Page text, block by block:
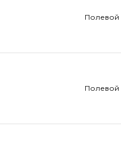
Полевой
Полевой